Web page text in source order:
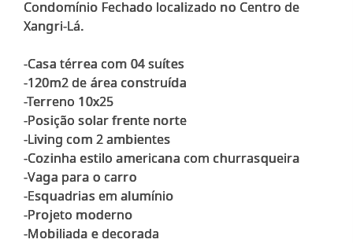
Condomínio Fechado localizado no Centro de
Xangri-Lá.
-Casa térrea com 04 suítes
-120m2 de área construída
-Terreno 10x25
-Posição solar frente norte
-Living com 2 ambientes
-Cozinha estilo americana com churrasqueira
-Vaga para o carro
-Esquadrias em alumínio
-Projeto moderno
-Mobiliada e decorada